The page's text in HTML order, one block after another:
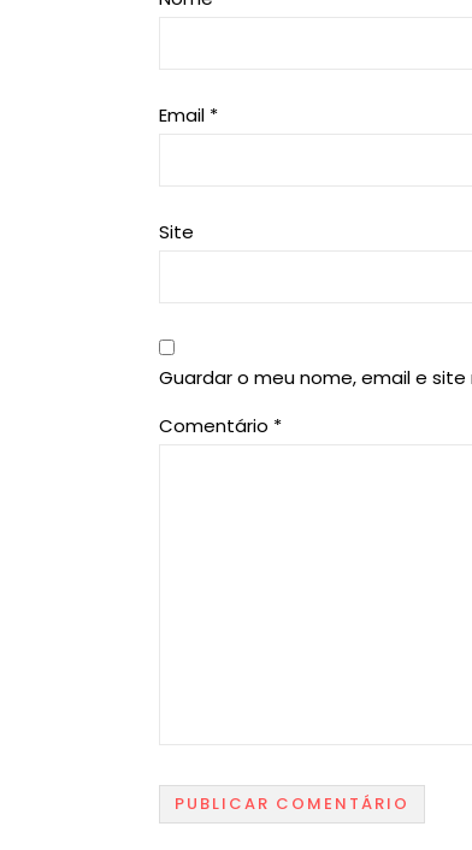
Email *
Site
Guardar o meu nome, email e
Comentário *